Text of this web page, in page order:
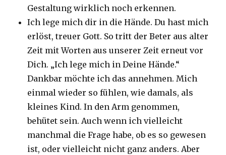
Gestaltung wirklich noch erkennen.
Ich lege mich dir in die Hände. Du hast mich
erlöst, treuer Gott. So tritt der Beter aus alter
Zeit mit Worten aus unserer Zeit erneut vor
Dich. „Ich lege mich in Deine Hände.“
Dankbar möchte ich das annehmen. Mich
einmal wieder so fühlen, wie damals, als
kleines Kind. In den Arm genommen,
behütet sein. Auch wenn ich vielleicht
manchmal die Frage habe, ob es so gewesen
ist, oder vielleicht nicht ganz anders. Aber